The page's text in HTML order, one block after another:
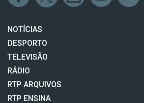
NOTÍCIAS
DESPORTO
TELEVISÃO
RÁDIO
RTP ARQUIVOS
RTP ENSINA